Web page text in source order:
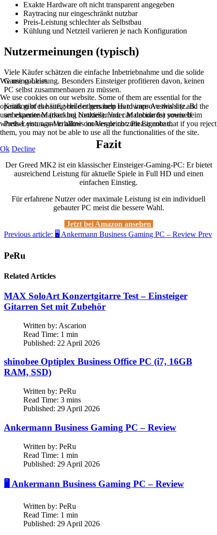
Exakte Hardware oft nicht transparent angegeben
Raytracing nur eingeschränkt nutzbar
Preis-Leistung schlechter als Selbstbau
Kühlung und Netzteil variieren je nach Konfiguration
Nutzermeinungen (typisch)
Viele Käufer schätzen die einfache Inbetriebnahme und die solide
Gaming-Leistung. Besonders Einsteiger profitieren davon, keinen
PC selbst zusammenbauen zu müssen.
Kritik gibt es häufig bei der genauen Hardware-Auswahl (z. B.
unbekannte Marken bei Netzteilen oder Mainboards) sowie beim
Preis-Leistungs-Verhältnis im Vergleich zum Eigenbau.
Fazit
Der Greed MK2 ist ein klassischer Einsteiger-Gaming-PC: Er bietet
ausreichend Leistung für aktuelle Spiele in Full HD und einen
einfachen Einstieg.
Für erfahrene Nutzer oder maximale Leistung ist ein individuell
gebauter PC meist die bessere Wahl.
Jetzt bei Amazon ansehen
Previous article: 🖥️ Ankermann Business Gaming PC – Review Prev
PeRu
Related Articles
MAX SoloArt Konzertgitarre Test – Einsteiger
Gitarren Set mit Zubehör
Written by: Ascarion
Read Time: 1 min
Published: 22 April 2026
shinobee Optiplex Business Office PC (i7, 16GB
RAM, SSD)
Written by: PeRu
Read Time: 3 mins
Published: 29 April 2026
Ankermann Business Gaming PC – Review
Written by: PeRu
Read Time: 1 min
Published: 29 April 2026
🖥️ Ankermann Business Gaming PC – Review
Written by: PeRu
Read Time: 1 min
Published: 29 April 2026
We use cookies
We use cookies on our website. Some of them are essential for the
operation of the site, while others help us to improve this site and the
user experience (tracking cookies). You can decide for yourself
whether you want to allow cookies or not. Please note that if you reject
them, you may not be able to use all the functionalities of the site.
Ok Decline